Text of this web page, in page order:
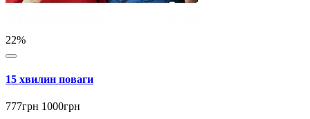
22%
15 хвилин поваги
777грн 1000грн